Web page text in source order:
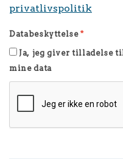
privatlivspolitik
Databeskyttelse*
Ja, jeg giver tilladelse
mine data